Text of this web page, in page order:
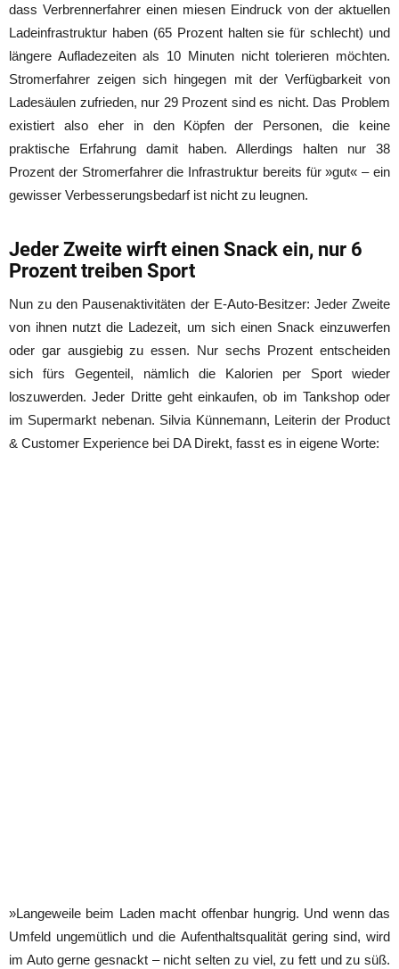
dass Verbrennerfahrer einen miesen Eindruck von der aktuellen
Ladeinfrastruktur haben (65 Prozent halten sie für schlecht) und
längere Aufladezeiten als 10 Minuten nicht tolerieren möchten.
Stromerfahrer zeigen sich hingegen mit der Verfügbarkeit von
Ladesäulen zufrieden, nur 29 Prozent sind es nicht. Das Problem
existiert also eher in den Köpfen der Personen, die keine
praktische Erfahrung damit haben. Allerdings halten nur 38
Prozent der Stromerfahrer die Infrastruktur bereits für »gut« – ein
gewisser Verbesserungsbedarf ist nicht zu leugnen.
Jeder Zweite wirft einen Snack ein, nur 6
Prozent treiben Sport
Nun zu den Pausenaktivitäten der E-Auto-Besitzer: Jeder Zweite
von ihnen nutzt die Ladezeit, um sich einen Snack einzuwerfen
oder gar ausgiebig zu essen. Nur sechs Prozent entscheiden
sich fürs Gegenteil, nämlich die Kalorien per Sport wieder
loszuwerden. Jeder Dritte geht einkaufen, ob im Tankshop oder
im Supermarkt nebenan. Silvia Künnemann, Leiterin der Product
& Customer Experience bei DA Direkt, fasst es in eigene Worte:
»Langeweile beim Laden macht offenbar hungrig. Und wenn das
Umfeld ungemütlich und die Aufenthaltsqualität gering sind, wird
im Auto gerne gesnackt – nicht selten zu viel, zu fett und zu süß.